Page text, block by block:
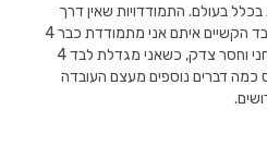
בעולם. התמודדויות שאין דרך
להערך או להתכונן אליהן, וזה מלבד הקשיים איתם אני מתמודדת כבר 4
שנים, של הליך גירושים קשה, כוחני וחסר צדק, כשאני מגדלת לבד 4
כמה דברים נוספים מעצם העובדה